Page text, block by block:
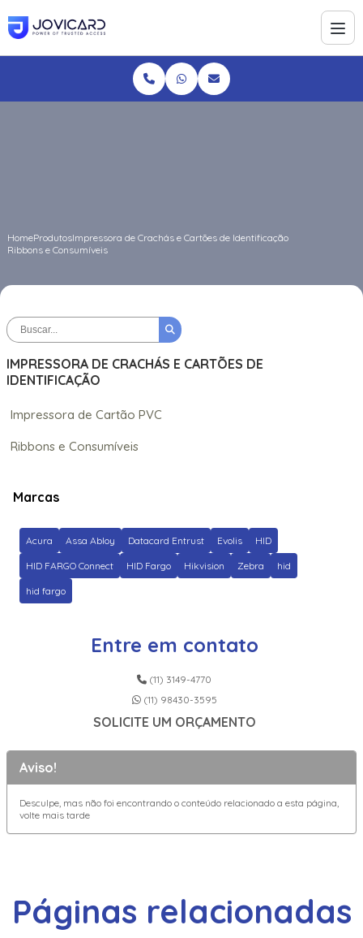
HomeProdutosImpressora de Crachás e Cartões de Identificação
Ribbons e Consumíveis
IMPRESSORA DE CRACHÁS E CARTÕES DE
IDENTIFICAÇÃO
Impressora de Cartão PVC
Ribbons e Consumíveis
Marcas
Acura Assa Abloy Datacard Entrust Evolis HID
HID FARGO Connect HID Fargo Hikvision Zebra hid
hid fargo
Entre em contato
(11) 3149-4770
(11) 98430-3595
SOLICITE UM ORÇAMENTO
Aviso!
Desculpe, mas não foi encontrando o conteúdo relacionado a esta página,
volte mais tarde
Páginas relacionadas